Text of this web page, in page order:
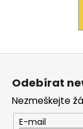
a
í
t
?
Odebírat
Nezmeškejte
E-mail